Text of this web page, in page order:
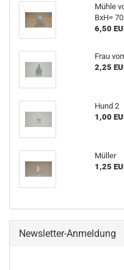
Mühle
BxH=
6,50
Frau
2,25
Hund 2
1,00
Müller
1,25
Newsletter-Anmeldung